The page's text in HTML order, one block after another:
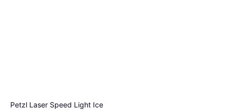
Petzl Laser Speed Light Ice